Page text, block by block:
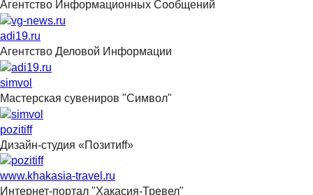
Агентство Информационных Сообщений
adi19.ru
Агентство Деловой Информации
simvol
Мастерская сувениров "Символ"
pozitiff
Дизайн-студия «Позитиff»
www.khakasia-travel.ru
Интернет-портал "Хакасия-Тревел"